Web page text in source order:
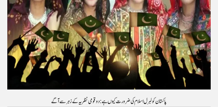
پاکستان کو لبرل اسلام کی ضرورت کیوں ہے: دو قومی نظریہ کے زہر سے آگے